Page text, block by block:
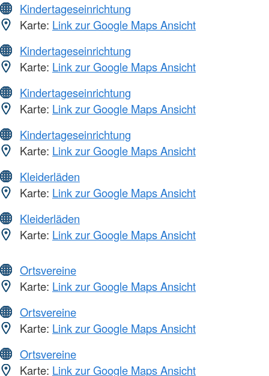
Kindertageseinrichtung
Karte: Link zur Google Maps Ansicht
Kindertageseinrichtung
Karte: Link zur Google Maps Ansicht
Kindertageseinrichtung
Karte: Link zur Google Maps Ansicht
Kindertageseinrichtung
Karte: Link zur Google Maps Ansicht
Kleiderläden
Karte: Link zur Google Maps Ansicht
Kleiderläden
Karte: Link zur Google Maps Ansicht
Ortsvereine
Karte: Link zur Google Maps Ansicht
Ortsvereine
Karte: Link zur Google Maps Ansicht
Ortsvereine
Karte: Link zur Google Maps Ansicht